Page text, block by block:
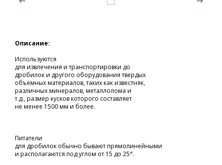
Описание:
Используются
для извлечения и транспортировки до
дробилок и другого оборудования твердых
объемных материалов, таких как известняк,
различных минералов, металлолома и
т.д., размер кусков которого составляет
не менее 1500 мм и более.
Питатели
для дробилок обычно бывают прямолинейными
и располагаются под углом от 15 до 25°.